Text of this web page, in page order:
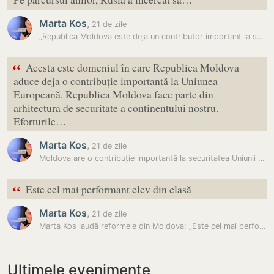
Marta Kos, 21 de zile
„Republica Moldova este deja un contributor important la securitatea…
“ Acesta este domeniul în care Republica Moldova
aduce deja o contribuție importantă la Uniunea
Europeană. Republica Moldova face parte din
arhitectura de securitate a continentului nostru.
Eforturile…
Marta Kos, 21 de zile
Moldova are o contribuție importantă la securitatea Uniunii Europene,…
“ Este cel mai performant elev din clasă
Marta Kos, 21 de zile
Marta Kos laudă reformele din Moldova: „Este cel mai performant elev…
Ultimele evenimente